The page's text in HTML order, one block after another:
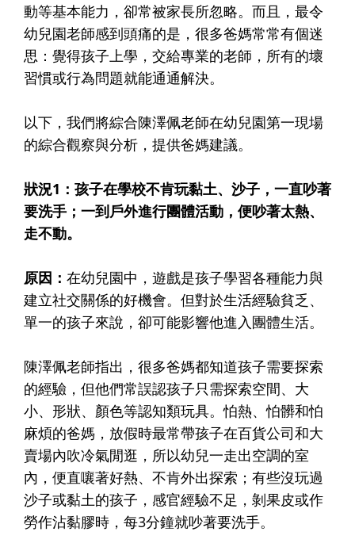
動等基本能力，卻常被家長所忽略。而且，最令
幼兒園老師感到頭痛的是，很多爸媽常常有個迷
思：覺得孩子上學，交給專業的老師，所有的壞
習慣或行為問題就能通通解決。
以下，我們將綜合陳澤佩老師在幼兒園第一現場
的綜合觀察與分析，提供爸媽建議。
狀況1：孩子在學校不肯玩黏土、沙子，一直吵著
要洗手；一到戶外進行團體活動，便吵著太熱、
走不動。
原因： 在幼兒園中，遊戲是孩子學習各種能力與
建立社交關係的好機會。但對於生活經驗貧乏、
單一的孩子來說，卻可能影響他進入團體生活。
陳澤佩老師指出，很多爸媽都知道孩子需要探索
的經驗，但他們常誤認孩子只需探索空間、大
小、形狀、顏色等認知類玩具。怕熱、怕髒和怕
麻煩的爸媽，放假時最常帶孩子在百貨公司和大
賣場內吹冷氣閒逛，所以幼兒一走出空調的室
內，便直嚷著好熱、不肯外出探索；有些沒玩過
沙子或黏土的孩子，感官經驗不足，剝果皮或作
勞作沾黏膠時，每3分鐘就吵著要洗手。